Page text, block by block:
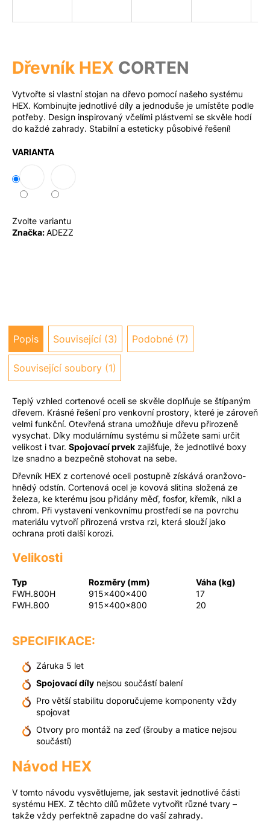
Přihlášení
Dřevník HEX CORTEN
Vytvořte si vlastní stojan na dřevo pomocí našeho systému
HEX. Kombinujte jednotlivé díly a jednoduše je umístěte podle
potřeby. Design inspirovaný včelími plástvemi se skvěle hodí
do každé zahrady. Stabilní a esteticky působivé řešení!
VARIANTA
Zvolte variantu
Značka:ADEZZ
Popis Související (3) Podobné (7)
Související soubory (1)
Teplý vzhled cortenové oceli se skvěle doplňuje se štípaným
dřevem. Krásné řešení pro venkovní prostory, které je zároveň
velmi funkční. Otevřená strana umožňuje dřevu přirozeně
vysychat. Díky modulárnímu systému si můžete sami určit
velikost i tvar. Spojovací prvek zajišťuje, že jednotlivé boxy
lze snadno a bezpečně stohovat na sebe.
Dřevník HEX z cortenové oceli postupně získává oranžovo-
hnědý odstín. Cortenová ocel je kovová slitina složená ze
železa, ke kterému jsou přidány měď, fosfor, křemík, nikl a
chrom. Při vystavení venkovnímu prostředí se na povrchu
materiálu vytvoří přirozená vrstva rzi, která slouží jako
ochrana proti další korozi.
Velikosti
Typ Rozměry (mm)
Váha (kg)
FWH.800H
915x400x400
17
FWH.800
915x400x800 20
SPECIFIKACE:
Záruka 5 let
Spojovací díly nejsou součástí balení
Pro větší stabilitu doporučujeme komponenty vždy
spojovat
Otvory pro montáž na zeď (šrouby a matice nejsou
součástí)
Návod HEX
V tomto návodu vysvětlujeme, jak sestavit jednotlivé části
systému HEX. Z těchto dílů můžete vytvořit různé tvary –
takže vždy perfektně zapadne do vaší zahrady.
t
?
Hledat
D
o
r